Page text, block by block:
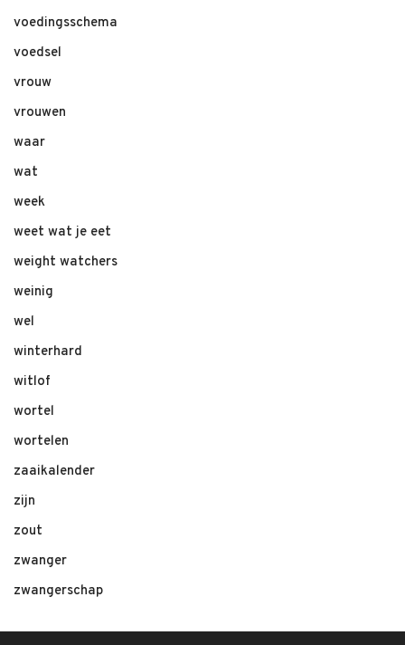
voedingsschema
voedsel
vrouw
vrouwen
waar
wat
week
weet wat je eet
weight watchers
weinig
wel
winterhard
witlof
wortel
wortelen
zaaikalender
zijn
zout
zwanger
zwangerschap